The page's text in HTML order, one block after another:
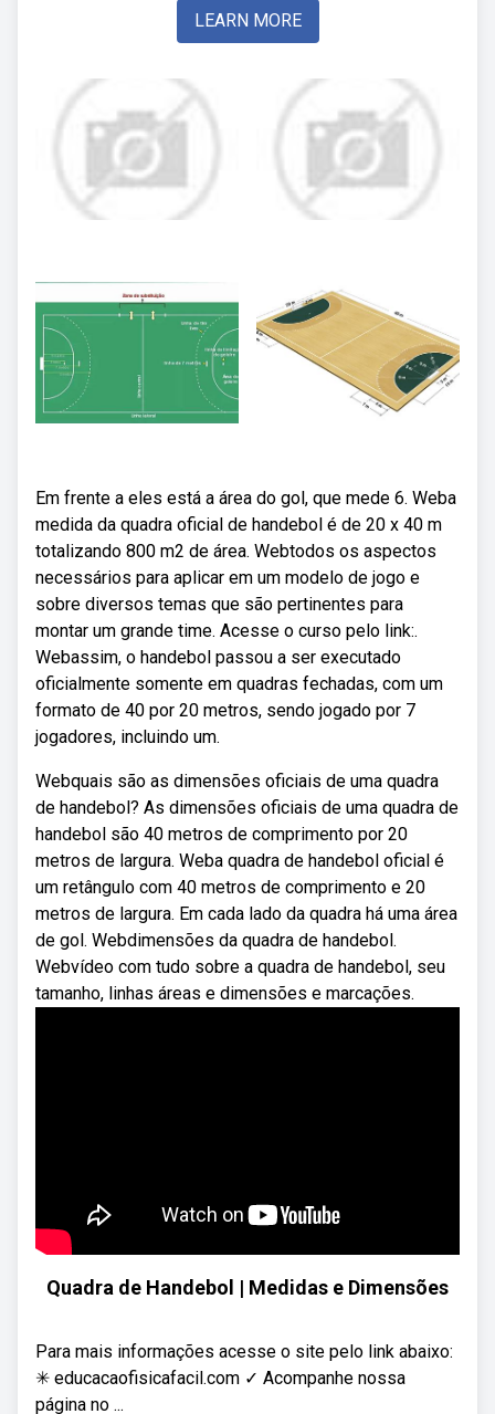
LEARN MORE
Em frente a eles está a área do gol, que mede 6. Weba
medida da quadra oficial de handebol é de 20 x 40 m
totalizando 800 m2 de área. Webtodos os aspectos
necessários para aplicar em um modelo de jogo e
sobre diversos temas que são pertinentes para
montar um grande time. Acesse o curso pelo link:.
Webassim, o handebol passou a ser executado
oficialmente somente em quadras fechadas, com um
formato de 40 por 20 metros, sendo jogado por 7
jogadores, incluindo um.
Webquais são as dimensões oficiais de uma quadra
de handebol? As dimensões oficiais de uma quadra de
handebol são 40 metros de comprimento por 20
metros de largura. Weba quadra de handebol oficial é
um retângulo com 40 metros de comprimento e 20
metros de largura. Em cada lado da quadra há uma área
de gol. Webdimensões da quadra de handebol.
Webvídeo com tudo sobre a quadra de handebol, seu
tamanho, linhas áreas e dimensões e marcações.
Quadra de Handebol | Medidas e Dimensões
Para mais informações acesse o site pelo link abaixo:
✳ educacaofisicafacil.com ✓ Acompanhe nossa
página no ...